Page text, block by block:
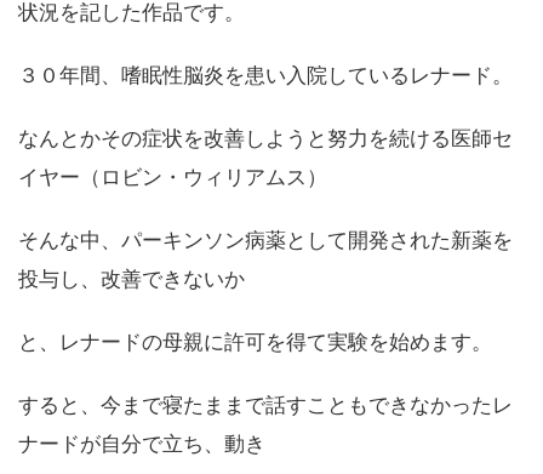
状況を記した作品です。
３０年間、嗜眠性脳炎を患い入院しているレナード。
なんとかその症状を改善しようと努力を続ける医師セ
イヤー（ロビン・ウィリアムス）
そんな中、パーキンソン病薬として開発された新薬を
投与し、改善できないか
と、レナードの母親に許可を得て実験を始めます。
すると、今まで寝たままで話すこともできなかったレ
ナードが自分で立ち、動き